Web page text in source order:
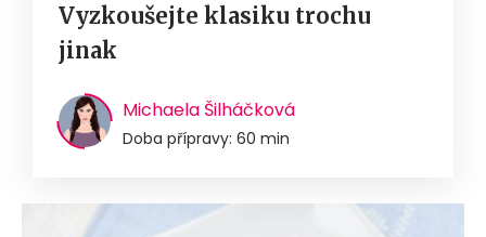
Vyzkoušejte klasiku trochu
jinak
Michaela Šilháčková
Doba přípravy: 60 min